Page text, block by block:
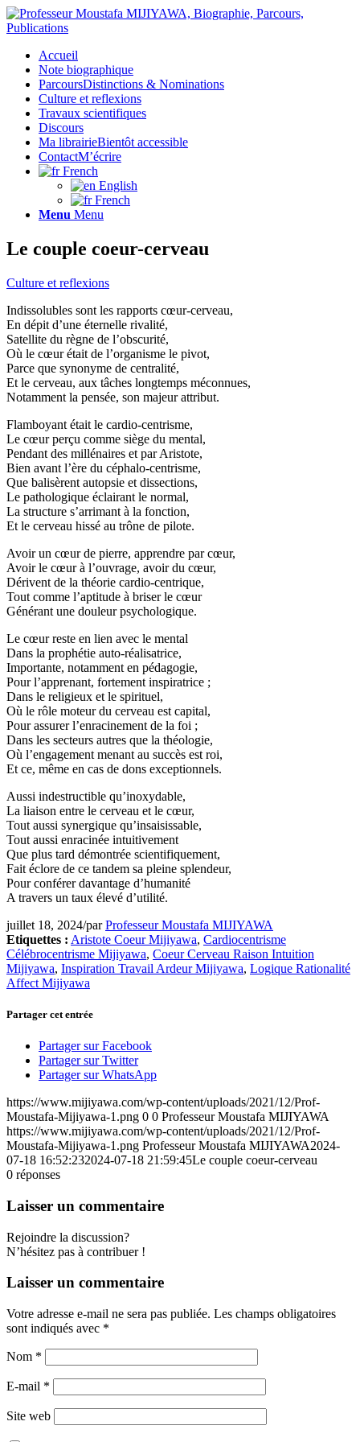
Accueil
Note biographique
ParcoursDistinctions & Nominations
Culture et reflexions
Travaux scientifiques
Discours
Ma librairieBientôt accessible
ContactM’écrire
French
English
French
Menu Menu
Le couple coeur-cerveau
Culture et reflexions
Indissolubles sont les rapports cœur-cerveau,
En dépit d’une éternelle rivalité,
Satellite du règne de l’obscurité,
Où le cœur était de l’organisme le pivot,
Parce que synonyme de centralité,
Et le cerveau, aux tâches longtemps méconnues,
Notamment la pensée, son majeur attribut.
Flamboyant était le cardio-centrisme,
Le cœur perçu comme siège du mental,
Pendant des millénaires et par Aristote,
Bien avant l’ère du céphalo-centrisme,
Que balisèrent autopsie et dissections,
Le pathologique éclairant le normal,
La structure s’arrimant à la fonction,
Et le cerveau hissé au trône de pilote.
Avoir un cœur de pierre, apprendre par cœur,
Avoir le cœur à l’ouvrage, avoir du cœur,
Dérivent de la théorie cardio-centrique,
Tout comme l’aptitude à briser le cœur
Générant une douleur psychologique.
Le cœur reste en lien avec le mental
Dans la prophétie auto-réalisatrice,
Importante, notamment en pédagogie,
Pour l’apprenant, fortement inspiratrice ;
Dans le religieux et le spirituel,
Où le rôle moteur du cerveau est capital,
Pour assurer l’enracinement de la foi ;
Dans les secteurs autres que la théologie,
Où l’engagement menant au succès est roi,
Et ce, même en cas de dons exceptionnels.
Aussi indestructible qu’inoxydable,
La liaison entre le cerveau et le cœur,
Tout aussi synergique qu’insaisissable,
Tout aussi enracinée intuitivement
Que plus tard démontrée scientifiquement,
Fait éclore de ce tandem sa pleine splendeur,
Pour conférer davantage d’humanité
A travers un taux élevé d’utilité.
juillet 18, 2024/parProfesseur Moustafa MIJIYAWA
Etiquettes : Aristote Coeur Mijiyawa, Cardiocentrisme
Célébrocentrisme Mijiyawa, Coeur Cerveau Raison Intuition
Mijiyawa, Inspiration Travail Ardeur Mijiyawa, Logique Rationalité
Affect Mijiyawa
Partager cet entrée
Partager sur Facebook
Partager sur Twitter
Partager sur WhatsApp
https://www.mijiyawa.com/wp-content/uploads/2021/12/Prof-
Moustafa-Mijiyawa-1.png 0 0 Professeur Moustafa MIJIYAWA
https://www.mijiyawa.com/wp-content/uploads/2021/12/Prof-
Moustafa-Mijiyawa-1.png Professeur Moustafa MIJIYAWA2024-
07-18 16:52:232024-07-18 21:59:45Le couple coeur-cerveau
0 réponses
Laisser un commentaire
Rejoindre la discussion?
N’hésitez pas à contribuer !
Laisser un commentaire
Votre adresse e-mail ne sera pas publiée. Les champs obligatoires
sont indiqués avec *
Nom *
E-mail *
Site web